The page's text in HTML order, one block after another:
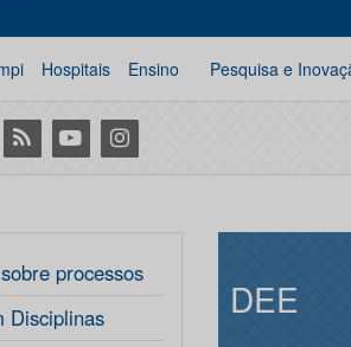
Hospitais Ensino Pesquisa e
RSS YoutubeInstagram
processos
Disciplinas
DEE